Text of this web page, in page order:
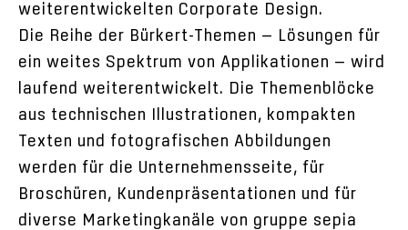
weiterentwickelten Corporate Design.
Die Reihe der Bürkert-Themen — Lösungen für
ein weites Spektrum von Applikationen — wird
laufend weiterentwickelt. Die Themenblöcke
aus technischen Illustrationen, kompakten
Texten und fotografischen Abbildungen
werden für die Unternehmensseite, für
Broschüren, Kundenpräsentationen und für
diverse Marketingkanäle von gruppe sepia